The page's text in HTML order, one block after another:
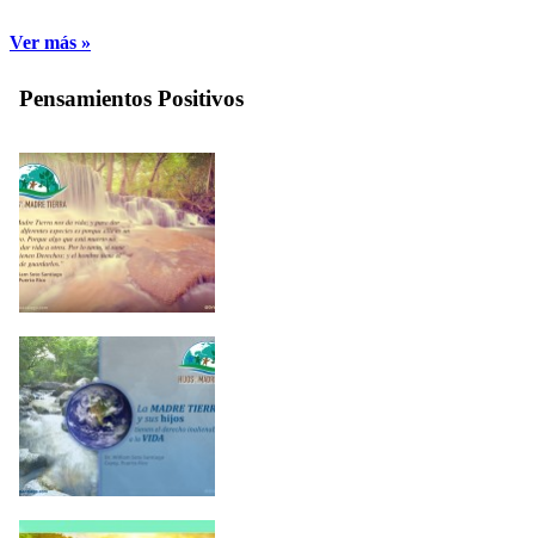
Ver más »
Pensamientos Positivos